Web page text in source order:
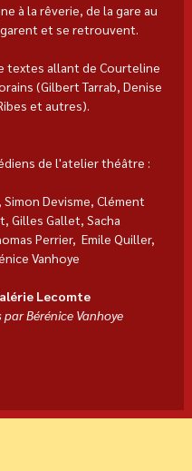
à la rêverie, de la gare au
et se retrouvent.
textes allant de Courteline
(Gilbert Tarrab, Denise
et autres).
de l'atelier théâtre :
Devisme, Clément
Gilles Gallet, Sacha
Perrier,  Emile Quiller,
Vanhoye
Lecomte
Bérénice Vanhoye